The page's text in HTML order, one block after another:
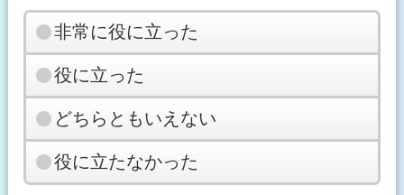
非常に役に立った
役に立った
どちらともいえない
役に立たなかった